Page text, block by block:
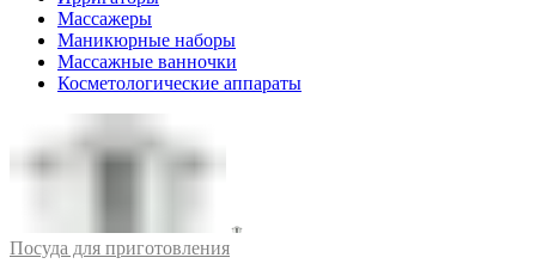
Массажеры
Маникюрные наборы
Массажные ванночки
Косметологические аппараты
Посуда для приготовления